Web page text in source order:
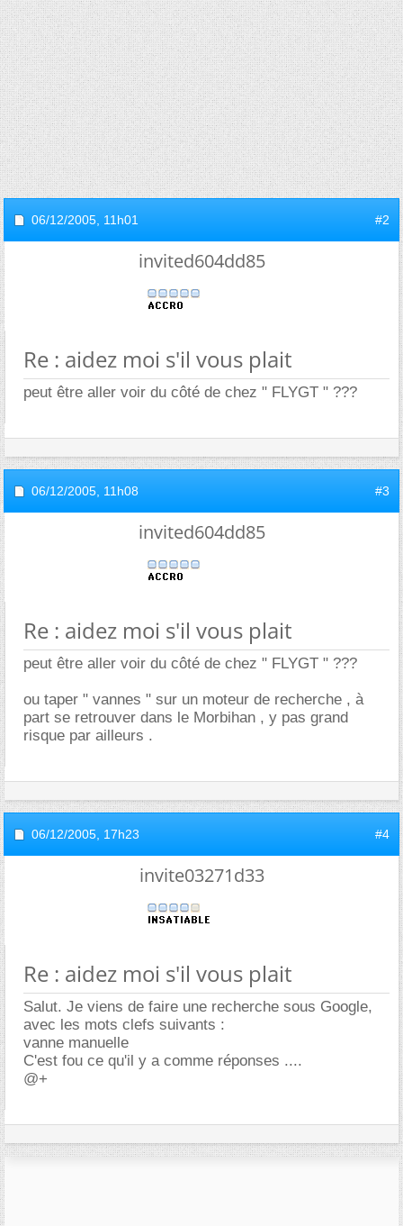
06/12/2005, 11h01 #2
invited604dd85
Re : aidez moi s'il vous plait
peut être aller voir du côté de chez " FLYGT " ???
06/12/2005, 11h08 #3
invited604dd85
Re : aidez moi s'il vous plait
peut être aller voir du côté de chez " FLYGT " ???
ou taper " vannes " sur un moteur de recherche , à
part se retrouver dans le Morbihan , y pas grand
risque par ailleurs .
06/12/2005, 17h23 #4
invite03271d33
Re : aidez moi s'il vous plait
Salut. Je viens de faire une recherche sous Google,
avec les mots clefs suivants :
vanne manuelle
C'est fou ce qu'il y a comme réponses ....
@+